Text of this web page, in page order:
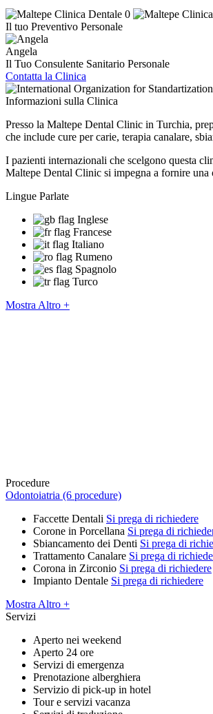
Il tuo Preventivo Personale
Angela
Il Tuo Consulente Sanitario Personale
Contatta la Clinica
Informazioni sulla Clinica
Presso la Maltepe Dental Clinic in Turchia,
che include cure per carie, terapia canalare,
I pazienti internazionali che scelgono questa
Maltepe Dental Clinic si impegna a fornire
Lingue Parlate
Inglese
Francese
Italiano
Rumeno
Spagnolo
Turco
Mostra Altro +
Procedure
Odontoiatria (6 procedure)
Faccette Dentali Si prega di richiedere
Corone in Porcellana Si prega di
Sbiancamento dei Denti Si prega di
Trattamento Canalare Si prega di
Corona in Zirconio Si prega di richiedere
Impianto Dentale Si prega di richiedere
Mostra Altro +
Servizi
Aperto nei weekend
Aperto 24 ore
Servizi di emergenza
Prenotazione alberghiera
Servizio di pick-up in hotel
Tour e servizi vacanza